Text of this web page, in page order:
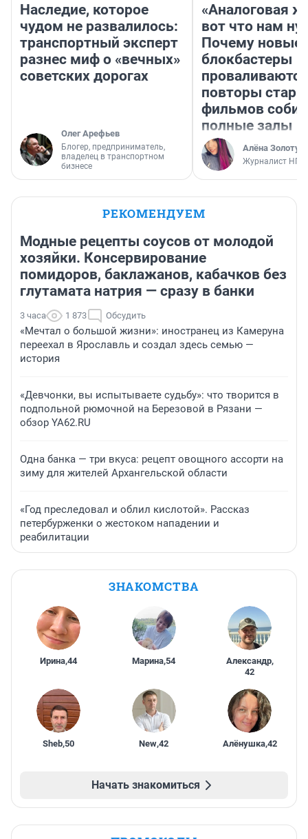
Наследие, которое
чудом не развалилось:
транспортный эксперт
разнес миф о «вечных»
советских дорогах
Олег Арефьев
Блогер, предприниматель,
владелец в транспортном
бизнесе
«Аналоговая
вот что нам
Почему новые
блокбастеры
повторы
фильмов
полные залы
Алёна
Журналист НГС
РЕКОМЕНДУЕМ
Модные рецепты соусов от молодой
хозяйки. Консервирование
помидоров, баклажанов, кабачков без
глутамата натрия — сразу в банки
3 часа 1 873 Обсудить
«Мечтал о большой жизни»: иностранец из Камеруна
переехал в Ярославль и создал здесь семью —
история
«Девчонки, вы испытываете судьбу»: что творится в
подпольной рюмочной на Березовой в Рязани —
обзор YA62.RU
Одна банка — три вкуса: рецепт овощного ассорти на
зиму для жителей Архангельской области
«Год преследовал и облил кислотой». Рассказ
петербурженки о жестоком нападении и
реабилитации
ЗНАКОМСТВА
Ирина,44 Марина,54 Александр,
42
Sheb,50 New,42 Алёнушка,42
Начать знакомиться